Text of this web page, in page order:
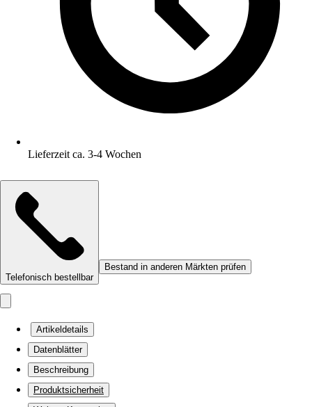
Lieferzeit ca. 3-4 Wochen
Telefonisch bestellbar
Bestand in anderen Märkten prüfen
Artikeldetails
Datenblätter
Beschreibung
Produktsicherheit